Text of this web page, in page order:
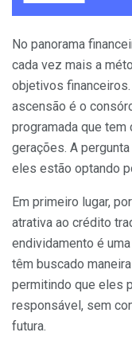
No panorama
cada vez mais a
objetivos
ascensão é o
programada que
gerações. A
eles estão optando
Em primeiro lugar,
atrativa ao crédito
endividamento é
têm buscado
permitindo que eles
responsável, sem
futura.